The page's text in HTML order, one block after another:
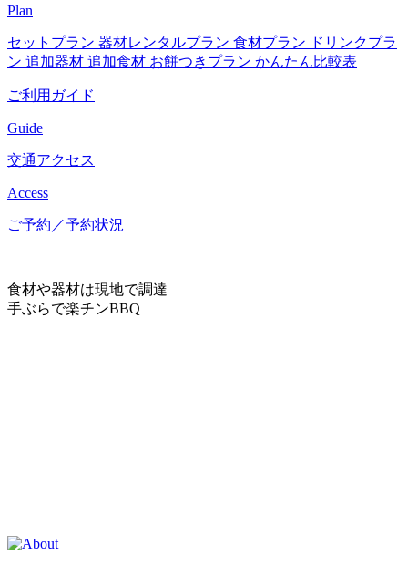
Plan
セットプラン 器材レンタルプラン 食材プラン ドリンクプラ
ン 追加器材 追加食材 お餅つきプラン かんたん比較表
ご利用ガイド
Guide
交通アクセス
Access
ご予約／予約状況
食材や器材は現地で調達
手ぶらで楽チンBBQ